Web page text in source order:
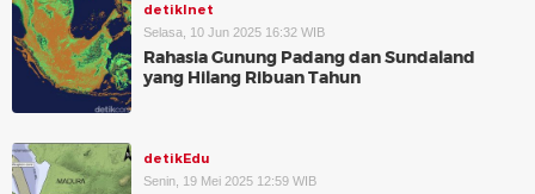
detikInet
Selasa, 10 Jun 2025 16:32 WIB
Rahasia Gunung Padang dan Sundaland
yang Hilang Ribuan Tahun
detikEdu
Senin, 19 Mei 2025 12:59 WIB